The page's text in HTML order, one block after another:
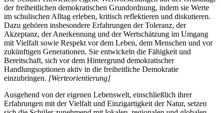
der freiheitlichen demokratischen Grundordnung, indem sie Werte
im schulischen Alltag erleben, kritisch reflektieren und diskutieren.
Dazu gehören insbesondere Erfahrungen der Toleranz, der
Akzeptanz, der Anerkennung und der Wertschätzung im Umgang
mit Vielfalt sowie Respekt vor dem Leben, dem Menschen und vor
zukünftigen Generationen. Sie entwickeln die Fähigkeit und
Bereitschaft, sich vor dem Hintergrund demokratischer
Handlungsoptionen aktiv in die freiheitliche Demokratie
einzubringen. [Werteorientierung]
Ausgehend von der eigenen Lebenswelt, einschließlich ihrer
Erfahrungen mit der Vielfalt und Einzigartigkeit der Natur, setzen